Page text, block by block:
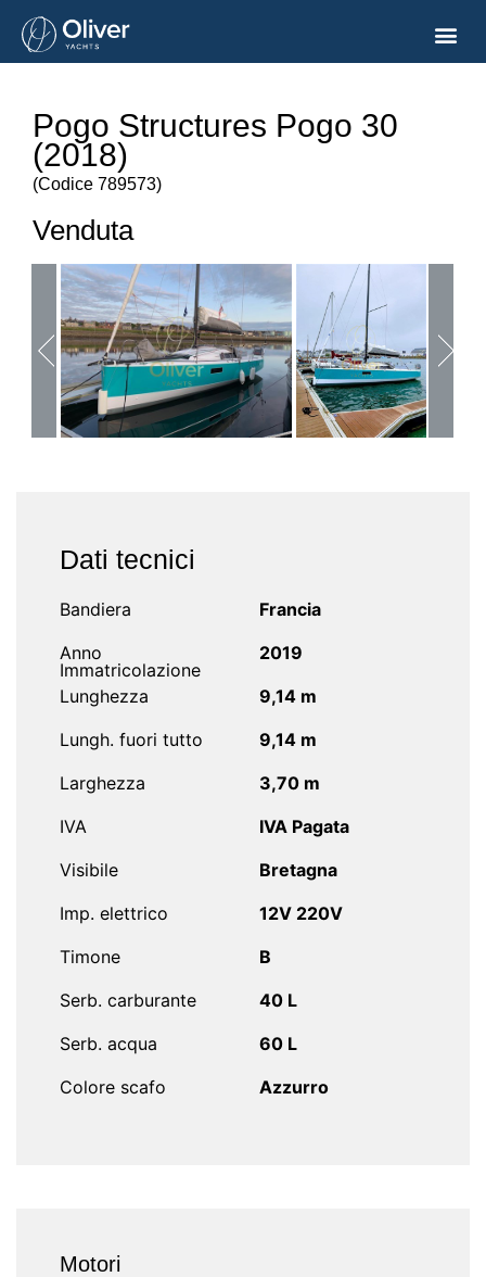
Pogo Structures Pogo 30
(2018)
(Codice 789573)
Venduta
Dati tecnici
Bandiera
Francia
Anno
Immatricolazione
2019
Lunghezza
9,14 m
Lungh. fuori tutto
9,14 m
Larghezza
3,70 m
IVA
IVA Pagata
Visibile
Bretagna
Imp. elettrico
12V 220V
Timone
B
Serb. carburante
40 L
Serb. acqua
60 L
Colore scafo
Azzurro
Motori